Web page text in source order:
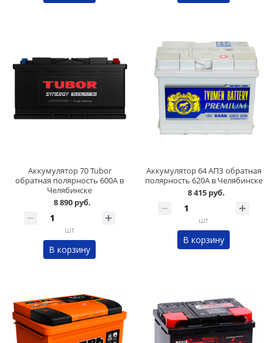
Аккумулятор 70 Tubor
обратная полярность 600А в
Челябинске
8 890 руб.
шт
В корзину
Аккумулятор 64 АПЗ обратная
полярность 620А в Челябинске
8 415 руб.
шт
В корзину